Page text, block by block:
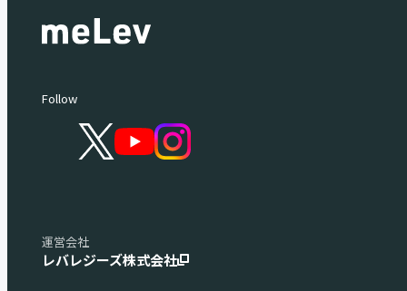
Follow
運営会社
レバレジーズ株式会社